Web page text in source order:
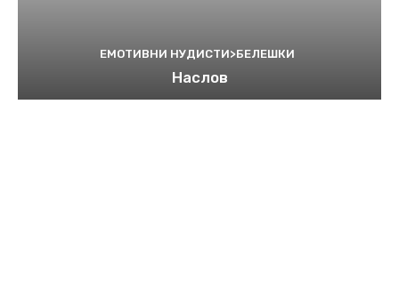
ЕМОТИВНИ НУДИСТИ>БЕЛЕШКИ
Наслов